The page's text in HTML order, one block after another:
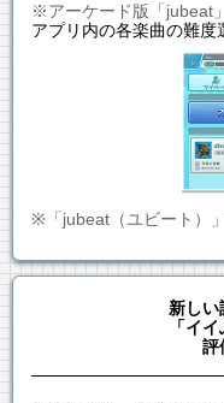
※アーケード版「jubeat
アプリ内の各楽曲の難度
※「jubeat（ユビート）
新しい
「イ
評